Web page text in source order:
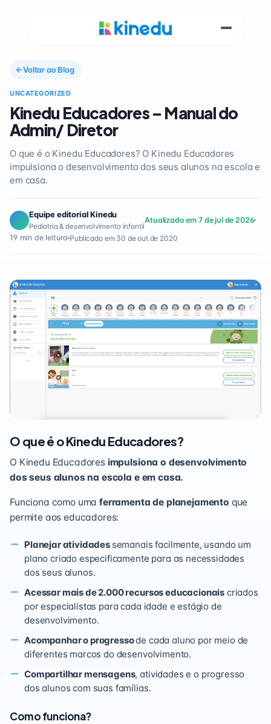
Voltar ao Blog
UNCATEGORIZED
Kinedu Educadores – Manual do
Admin/ Diretor
O que é o Kinedu Educadores? O Kinedu Educadores
impulsiona o desenvolvimento dos seus alunos na escola e
em casa.
Equipe editorial Kinedu
Pediatria & desenvolvimento infantil
Atualizado em 7 de jul de 2026
19 min de leitura Publicado em 30 de out de 2020
O que é o Kinedu Educadores?
O Kinedu Educadores impulsiona o desenvolvimento
dos seus alunos na escola e em casa.
Funciona como umaferramenta de planejamento que
permite aos educadores:
Planejar atividades semanais facilmente, usando um
plano criado especificamente para as necessidades
dos seus alunos.
Acessar mais de 2.000 recursos educacionais criados
por especialistas para cada idade e estágio de
desenvolvimento.
Acompanhar o progressode cada aluno por meio de
diferentes marcos do desenvolvimento.
Compartilhar mensagens, atividades e o progresso
dos alunos com suas famílias.
Como funciona?